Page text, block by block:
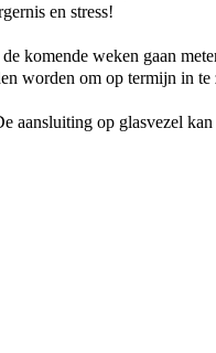
en stress!
komende weken gaan
worden om op termijn in te
op glasvezel